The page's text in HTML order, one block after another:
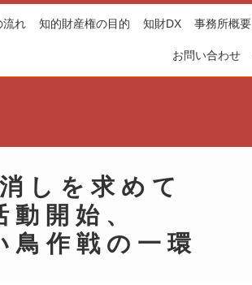
流れ 知的財産権の目的 知財DX 事務所概要
お問い合わせ
しを求めて
開始、
作戦の一環